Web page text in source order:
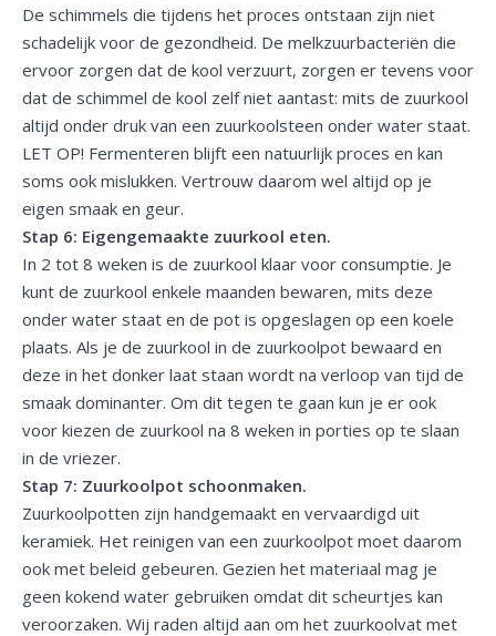
De schimmels die tijdens het proces ontstaan zijn niet
schadelijk voor de gezondheid. De melkzuurbacteriën die
ervoor zorgen dat de kool verzuurt, zorgen er tevens voor
dat de schimmel de kool zelf niet aantast: mits de zuurkool
altijd onder druk van een zuurkoolsteen onder water staat.
LET OP! Fermenteren blijft een natuurlijk proces en kan
soms ook mislukken. Vertrouw daarom wel altijd op je
eigen smaak en geur.
Stap 6: Eigengemaakte zuurkool eten.
In 2 tot 8 weken is de zuurkool klaar voor consumptie. Je
kunt de zuurkool enkele maanden bewaren, mits deze
onder water staat en de pot is opgeslagen op een koele
plaats. Als je de zuurkool in de zuurkoolpot bewaard en
deze in het donker laat staan wordt na verloop van tijd de
smaak dominanter. Om dit tegen te gaan kun je er ook
voor kiezen de zuurkool na 8 weken in porties op te slaan
in de vriezer.
Stap 7: Zuurkoolpot schoonmaken.
Zuurkoolpotten zijn handgemaakt en vervaardigd uit
keramiek. Het reinigen van een zuurkoolpot moet daarom
ook met beleid gebeuren. Gezien het materiaal mag je
geen kokend water gebruiken omdat dit scheurtjes kan
veroorzaken. Wij raden altijd aan om het zuurkoolvat met